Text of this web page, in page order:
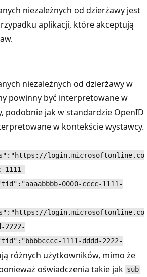
niezależnych od dzierżawy jest
aplikacji, które akceptują
niezależnych od dzierżawy w
powinny być interpretowane w
podobnie jak w standardzie OpenID
w kontekście wystawcy.
login.microsoftonline.co
1111-
0000-cccc-1111-
login.microsoftonline.co
2222-
1111-dddd-2222-
różnych użytkowników, mimo że
oświadczenia takie jak sub